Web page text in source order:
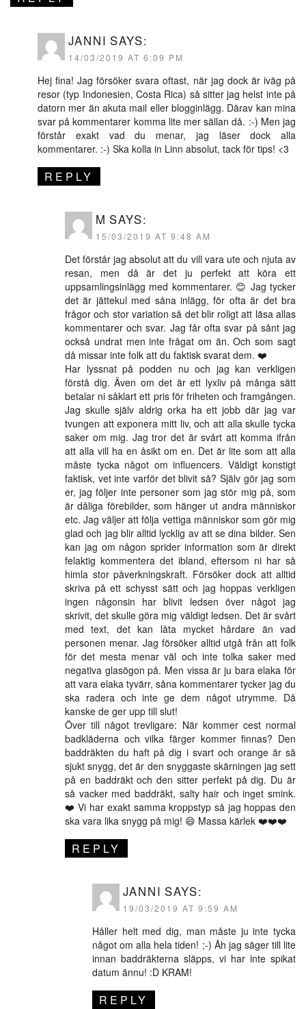
JANNI SAYS:
14/03/2019 AT 6:09 PM
Hej fina! Jag försöker svara oftast, när jag dock är iväg på
resor (typ Indonesien, Costa Rica) så sitter jag helst inte på
datorn mer än akuta mail eller blogginlägg. Därav kan mina
svar på kommentarer komma lite mer sällan då. :-) Men jag
förstår exakt vad du menar, jag läser dock alla
kommentarer. :-) Ska kolla in Linn absolut, tack för tips! <3
REPLY
M SAYS:
15/03/2019 AT 9:48 AM
Det förstår jag absolut att du vill vara ute och njuta av
resan, men då är det ju perfekt att köra ett
uppsamlingsinlägg med kommentarer. 😊 Jag tycker
det är jättekul med såna inlägg, för ofta är det bra
frågor och stor variation så det blir roligt att läsa allas
kommentarer och svar. Jag får ofta svar på sånt jag
också undrat men inte frågat om än. Och som sagt
då missar inte folk att du faktisk svarat dem. ❤️
Har lyssnat på podden nu och jag kan verkligen
förstå dig. Även om det är ett lyxliv på många sätt
betalar ni såklart ett pris för friheten och framgången.
Jag skulle själv aldrig orka ha ett jobb där jag var
tvungen att exponera mitt liv, och att alla skulle tycka
saker om mig. Jag tror det är svårt att komma ifrån
att alla vill ha en åsikt om en. Det är lite som att alla
måste tycka något om influencers. Väldigt konstigt
faktisk, vet inte varför det blivit så? Själv gör jag som
er, jag följer inte personer som jag stör mig på, som
är dåliga förebilder, som hänger ut andra människor
etc. Jag väljer att följa vettiga människor som gör mig
glad och jag blir alltid lycklig av att se dina bilder. Sen
kan jag om någon sprider information som är direkt
felaktig kommentera det ibland, eftersom ni har så
himla stor påverkningskraft. Försöker dock att alltid
skriva på ett schysst sätt och jag hoppas verkligen
ingen någonsin har blivit ledsen över något jag
skrivit, det skulle göra mig väldigt ledsen. Det är svårt
med text, det kan låta mycket hårdare än vad
personen menar. Jag försöker alltid utgå från att folk
för det mesta menar väl och inte tolka saker med
negativa glasögon på. Men vissa är ju bara elaka för
att vara elaka tyvärr, såna kommentarer tycker jag du
ska radera och inte ge dem något utrymme. Då
kanske de ger upp till slut!
Över till något trevligare: När kommer cest normal
badkläderna och vilka färger kommer finnas? Den
baddräkten du haft på dig i svart och orange är så
sjukt snygg, det är den snyggaste skärningen jag sett
på en baddräkt och den sitter perfekt på dig. Du är
så vacker med baddräkt, salty hair och inget smink.
❤️ Vi har exakt samma kroppstyp så jag hoppas den
ska vara lika snygg på mig! 😄 Massa kärlek ❤️❤️❤️
REPLY
JANNI SAYS:
19/03/2019 AT 9:59 AM
Håller helt med dig, man måste ju inte tycka
något om alla hela tiden! ;-) Åh jag säger till lite
innan baddräkterna släpps, vi har inte spikat
datum ännu! :D KRAM!
REPLY